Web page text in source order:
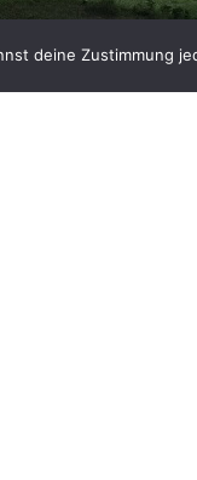
deine Zustimmung